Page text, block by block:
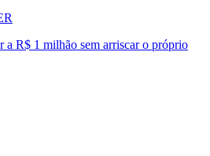
a R$ 1 milhão sem arriscar o próprio